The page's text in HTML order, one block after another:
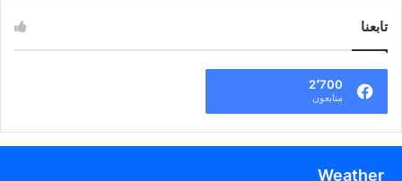
تابعنا
2٬700
متابعون
Weather